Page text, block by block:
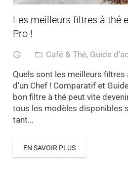
Les meilleurs filtres à thé
Pro !
access_time folder_open Café & Thé, Guide
Quels sont les meilleurs filtres
d’un Chef ! Comparatif et
bon filtre à thé peut vite
tous les modèles disponibles
tant…
EN SAVOIR PLUS